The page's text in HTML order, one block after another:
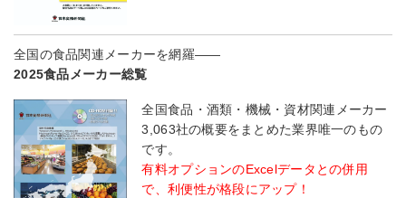
全国の食品関連メーカーを網羅――
2025食品メーカー総覧
全国食品・酒類・機械・資材関連メーカー
3,063社の概要をまとめた業界唯一のもの
です。
有料オプションのExcelデータとの併用
で、利便性が格段にアップ！